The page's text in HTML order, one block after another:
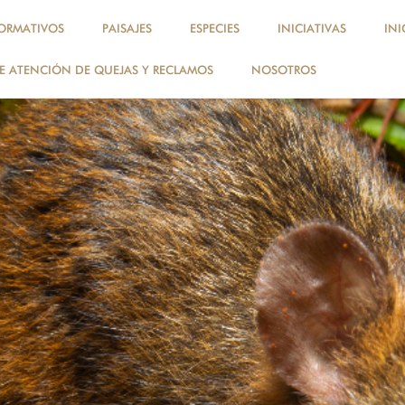
PAISAJES ESPECIES INICIATIVAS
ATENCIÓN DE QUEJAS Y RECLAMOS NOSOTROS